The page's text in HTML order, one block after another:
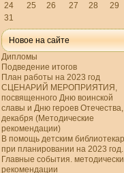
24
25 26 27 28 29
31
Новое на сайте
Дипломы
Подведение итогов
План работы на 2023 год
СЦЕНАРИЙ МЕРОПРИЯТИЯ,
посвященного Дню воинской
славы и Дню героев Отечества,
декабря (Методические
рекомендации)
В помощь детским
при планировании на 2023 год.
Главные события.
рекомендации